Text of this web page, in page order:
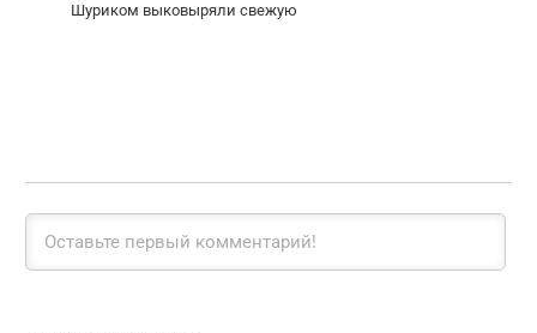
Шуриком выковыряли свежую